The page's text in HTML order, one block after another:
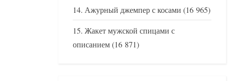
Ажурный джемпер с косами (16 965)
Жакет мужской спицами с
описанием(16 871)